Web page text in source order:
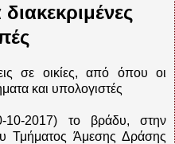
σε οικίες, από όπου οι
και υπολογιστές
10-2017) το βράδυ, στην
Τμήματος Άμεσης Δράσης